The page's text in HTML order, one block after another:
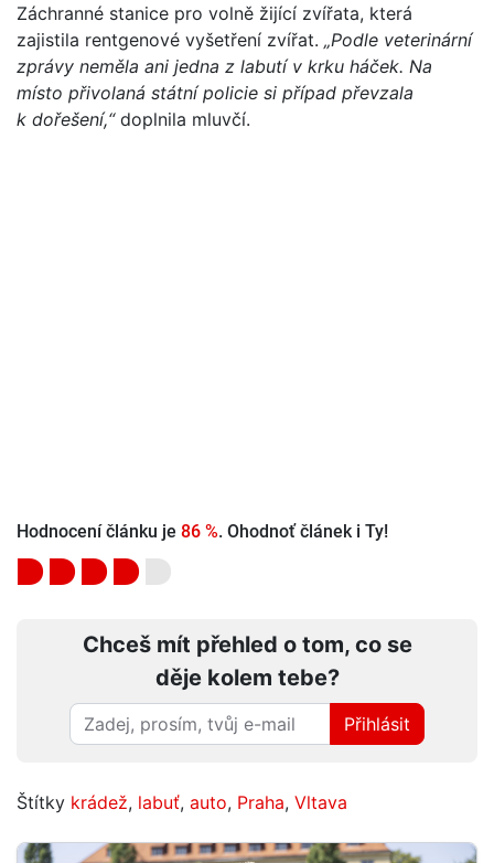
Záchranné stanice pro volně žijící zvířata, která
zajistila rentgenové vyšetření zvířat. „Podle veterinární
zprávy neměla ani jedna z labutí v krku háček. Na
místo přivolaná státní policie si případ převzala
k dořešení,“doplnila mluvčí.
Hodnocení článku je 86 %. Ohodnoť článek i Ty!
Chceš mít přehled o tom, co se
děje kolem tebe?
Přihlásit
Štítky krádež, labuť, auto, Praha, Vltava